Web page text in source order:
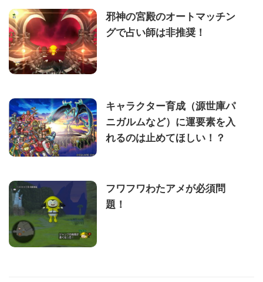
邪神の宮殿のオートマッチン
グで占い師は非推奨！
キャラクター育成（源世庫パ
ニガルムなど）に運要素を入
れるのは止めてほしい！？
フワフワわたアメが必須問
題！